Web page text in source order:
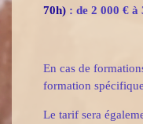
70h) : de 2 000 € à
En cas de
formation
Le tarif sera